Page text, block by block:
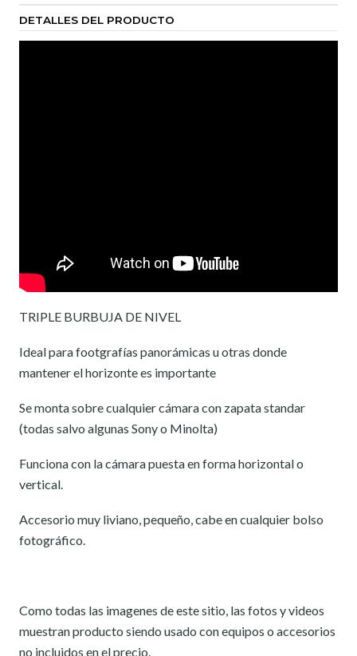
DETALLES DEL PRODUCTO
TRIPLE BURBUJA DE NIVEL
Ideal para footgrafías panorámicas u otras donde
mantener el horizonte es importante
Se monta sobre cualquier cámara con zapata standar
(todas salvo algunas Sony o Minolta)
Funciona con la cámara puesta en forma horizontal o
vertical.
Accesorio muy liviano, pequeño, cabe en cualquier bolso
fotográfico.
Como todas las imagenes de este sitio, las fotos y videos
muestran producto siendo usado con equipos o accesorios
no incluidos en el precio.